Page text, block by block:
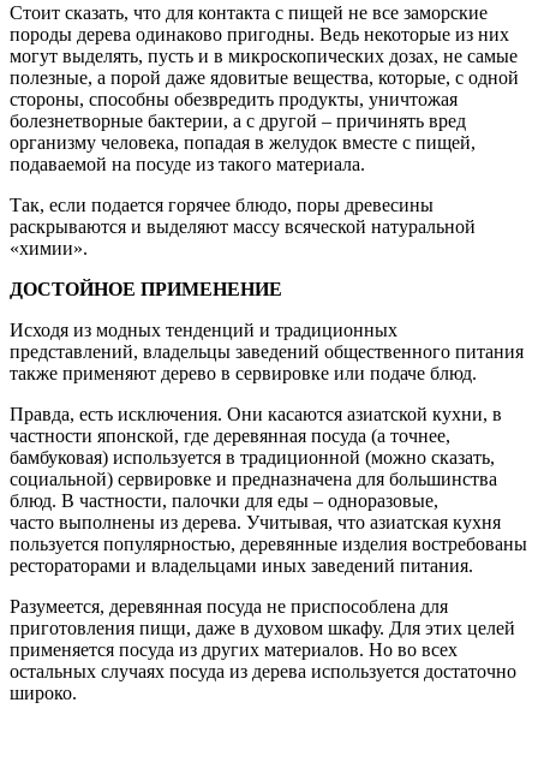
Стоит сказать, что для контакта с пищей не все заморские
породы дерева одинаково пригодны. Ведь некоторые из них
могут выделять, пусть и в микроскопических дозах, не самые
полезные, а порой даже ядовитые вещества, которые, с одной
стороны, способны обезвредить продукты, уничтожая
болезнетворные бактерии, а с другой – причинять вред
организму человека, попадая в желудок вместе с пищей,
подаваемой на посуде из такого материала.
Так, если подается горячее блюдо, поры древесины
раскрываются и выделяют массу всяческой натуральной
«химии».
ДОСТОЙНОЕ ПРИМЕНЕНИЕ
Исходя из модных тенденций и традиционных
представлений, владельцы заведений общественного питания
также применяют дерево в сервировке или подаче блюд.
Правда, есть исключения. Они касаются азиатской кухни, в
частности японской, где деревянная посуда (а точнее,
бамбуковая) используется в традиционной (можно сказать,
социальной) сервировке и предназначена для большинства
блюд. В частности, палочки для еды – одноразовые,
часто выполнены из дерева. Учитывая, что азиатская кухня
пользуется популярностью, деревянные изделия востребованы
рестораторами и владельцами иных заведений питания.
Разумеется, деревянная посуда не приспособлена для
приготовления пищи, даже в духовом шкафу. Для этих целей
применяется посуда из других материалов. Но во всех
остальных случаях посуда из дерева используется достаточно
широко.